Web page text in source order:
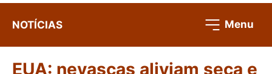
NOTÍCIAS Menu
EUA: nevascas aliviam seca e